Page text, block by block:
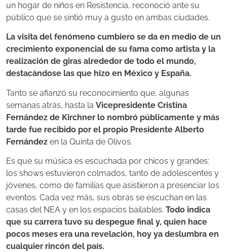
un hogar de niños en Resistencia, reconoció ante su
público que se sintió muy a gusto en ambas ciudades.
La visita del fenómeno cumbiero se da en medio de un
crecimiento exponencial de su fama como artista y la
realización de giras alrededor de todo el mundo,
destacándose las que hizo en México y España.
Tanto se afianzó su reconocimiento que, algunas
semanas atrás, hasta la Vicepresidente Cristina
Fernández de Kirchner lo nombró públicamente y más
tarde fue recibido por el propio Presidente Alberto
Fernández en la Quinta de Olivos.
Es que su música es escuchada por chicos y grandes:
los shows estuvieron colmados, tanto de adolescentes y
jóvenes, como de familias que asistieron a presenciar los
eventos. Cada vez más, sus obras se escuchan en las
casas del NEA y en los espacios bailables. Todo indica
que su carrera tuvo su despegue final y, quien hace
pocos meses era una revelación, hoy ya deslumbra en
cualquier rincón del país.